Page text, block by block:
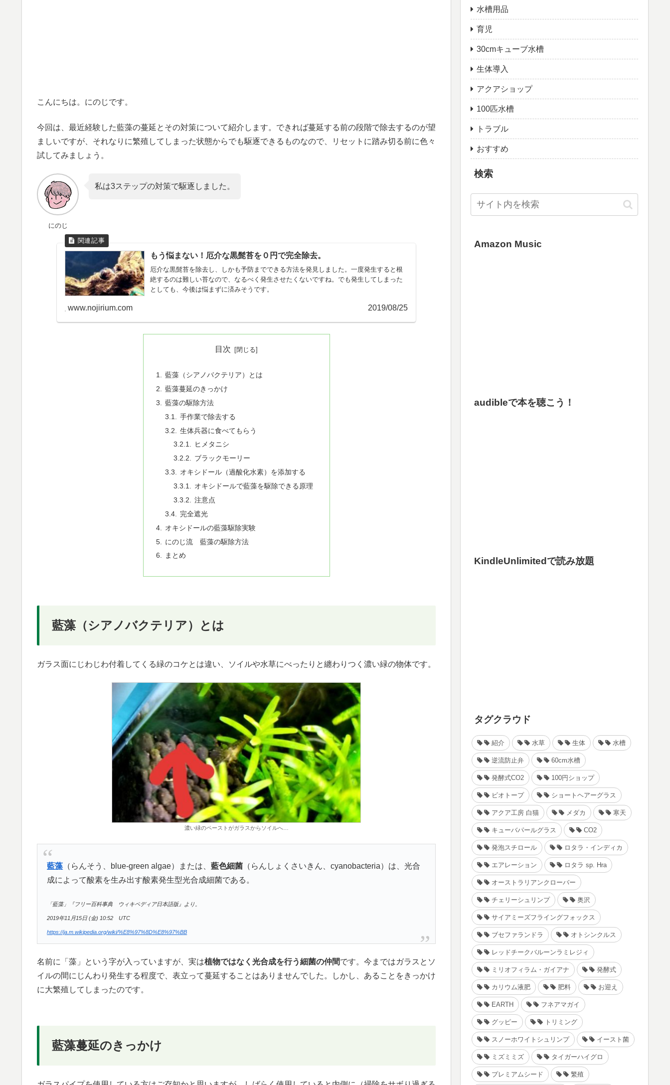
こんにちは。にのじです。
今回は、最近経験した藍藻の蔓延とその対策について紹介します。できれば蔓延する前の段階で除去するのが望
ましいですが、それなりに繁殖してしまった状態からでも駆逐できるものなので、リセットに踏み切る前に色々
試してみましょう。
にのじ
私は3ステップの対策で駆逐しました。
もう悩まない！厄介な黒髭苔を０円で完全除去。
厄介な黒髭苔を除去し、しかも予防までできる方法を発見しました。一度発生すると根
絶するのは難しい苔なので、なるべく発生させたくないですね。でも発生してしまった
としても、今後は悩まずに済みそうです。
www.nojirium.com 2019/08/25
目次
藍藻（シアノバクテリア）とは
藍藻蔓延のきっかけ
藍藻の駆除方法
手作業で除去する
生体兵器に食べてもらう
ヒメタニシ
ブラックモーリー
オキシドール（過酸化水素）を添加する
オキシドールで藍藻を駆除できる原理
注意点
完全遮光
オキシドールの藍藻駆除実験
にのじ流 藍藻の駆除方法
まとめ
藍藻（シアノバクテリア）とは
ガラス面にじわじわ付着してくる緑のコケとは違い、ソイルや水草にべったりと纏わりつく濃い緑の物体です。
濃い緑のペーストがガラスからソイルへ…
藍藻 （らんそう、blue-green algae）または、藍色細菌 （らんしょくさいきん、cyanobacteria）は、光合
成によって酸素を生み出す酸素発生型光合成細菌である。
「藍藻」『フリー百科事典 ウィキペディア日本語版』より。
2019年11月15日 (金) 10:52 UTC
https://ja.m.wikipedia.org/wiki/%E8%97%8D%E8%97%BB
名前に「藻」という字が入っていますが、実は植物ではなく光合成を行う細菌の仲間です。今まではガラスとソ
イルの間にじんわり発生する程度で、表立って蔓延することはありませんでした。しかし、あることをきっかけ
に大繁殖してしまったのです。
藍藻蔓延のきっかけ
水槽用品
育児
30cmキューブ水槽
生体導入
アクアショップ
100匹水槽
トラブル
おすすめ
検索
Amazon Music
audibleで本を聴こう！
KindleUnlimitedで読み放題
タグクラウド
紹介 水草 生体 水槽
逆流防止弁 60cm水槽
発酵式CO2 100円ショップ
ビオトープ ショートヘアーグラス
アクア工房 白猫 メダカ 寒天
キューバパールグラス CO2
発泡スチロール ロタラ・インディカ
エアレーション ロタラ sp. Hra
オーストラリアンクローバー
チェリーシュリンプ 奥沢
サイアミーズフライングフォックス
ブセファランドラ オトシンクルス
レッドチークバルーンラミレジィ
ミリオフィラム・ガイアナ 発酵式
カリウム液肥 肥料 お迎え
EARTH フネアマガイ
グッピー トリミング
スノーホワイトシュリンプ イースト菌
ミズミミズ タイガーハイグロ
プレミアムシード 繁殖